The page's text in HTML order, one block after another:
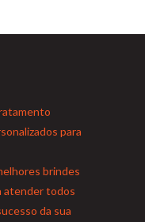
para
brindes
atender todos
da sua